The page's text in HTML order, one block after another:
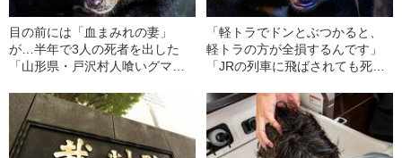
目の前には「血まみれの妻」
が…半年で3人の死者を出した
「山形県・戸沢村人喰いグマ事
「軽トラでドンとぶつかると、
軽トラの方が全損するんです」
「JRの列車に飛ばされても死な
た“クマの生命力”